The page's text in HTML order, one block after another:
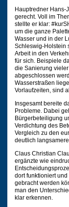
Hauptredner Hans-
gerecht. Voll im
stellte er klar:
um die ganze
Wasser und in der
Schleswig-Holstein
Arbeit in den
für sich. Beispiele
die Sanierung
abgeschlossen
Wasserstraßen
Vorlaufzeiten, sind
Insgesamt bereite
Probleme. Dabei
Bürgerbeteiligung
Verdichtung des
Vergleich zu den
deutlich
Claus Christian
ergänzte wie
dort funktioniert
gebracht werden
man den
klar erkennen.